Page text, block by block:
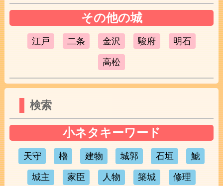
その他の城
江戸 二条 金沢 駿府 明石
高松
検索
小ネタキーワード
天守 櫓 建物 城郭 石垣 鯱
城主 家臣 人物 築城 修理